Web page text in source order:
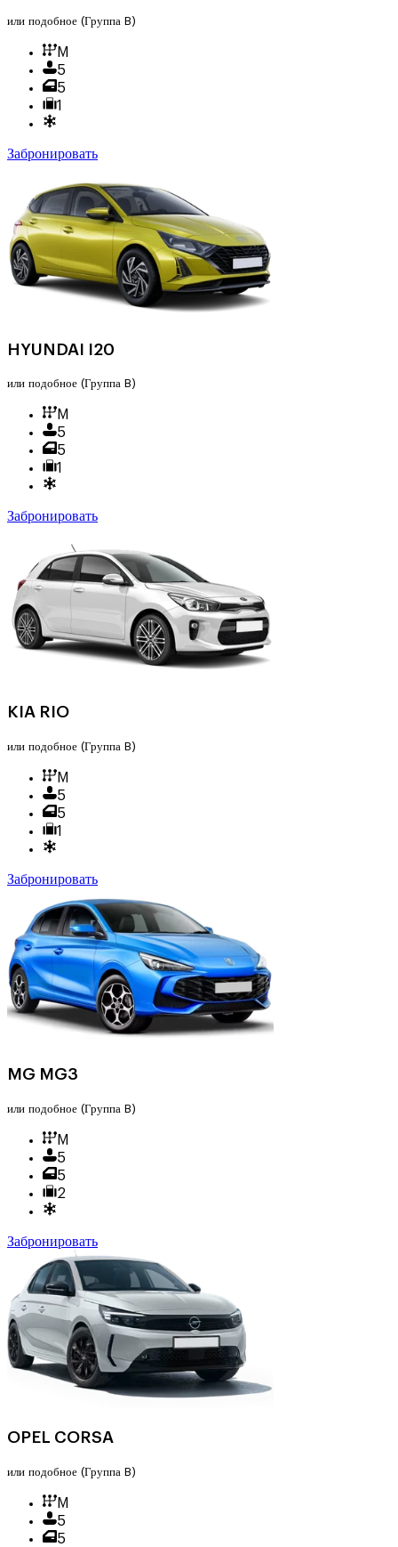
или подобное (Группа B)
M
5
5
1
Забронировать
HYUNDAI I20
или подобное (Группа B)
M
5
5
1
Забронировать
KIA RIO
или подобное (Группа B)
M
5
5
1
Забронировать
MG MG3
или подобное (Группа B)
M
5
5
2
Забронировать
OPEL CORSA
или подобное (Группа B)
M
5
5